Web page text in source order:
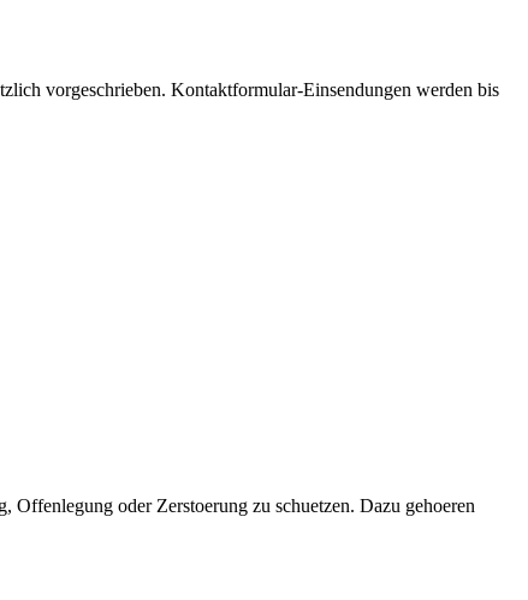
vorgeschrieben. Kontaktformular-Einsendungen werden bis
Offenlegung oder Zerstoerung zu schuetzen. Dazu gehoeren